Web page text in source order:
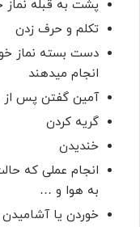
پشت به قبله نماز
تکلم و حرف زدن
دست بسته نماز
انجام میدهند
آمین گفتن پس از
گریه کردن
خندیدن
انجام عملی که
به هوا و …
خوردن یا آشامیدن